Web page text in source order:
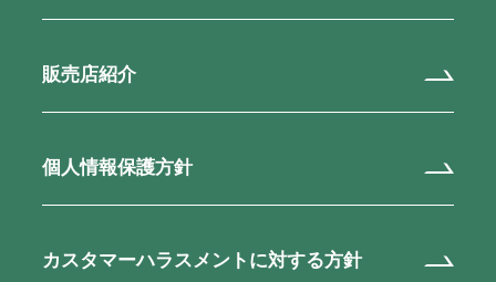
販売店紹介
個人情報保護方針
カスタマーハラスメントに対する方針